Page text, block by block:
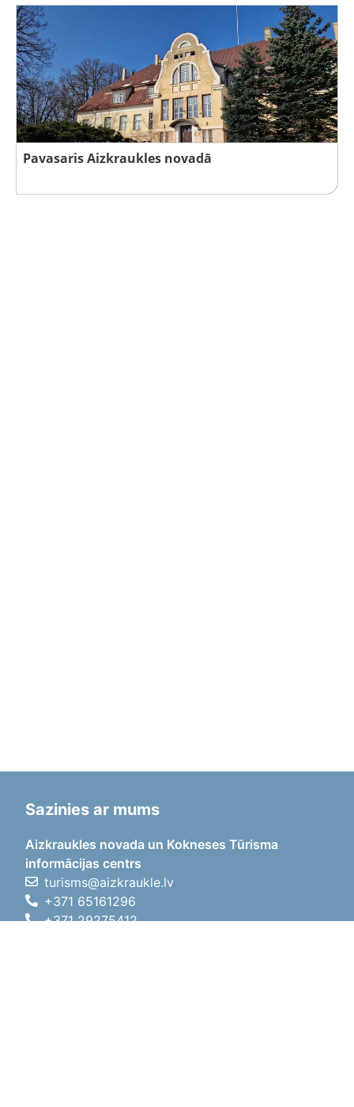
Pavasaris Aizkraukles novadā
Sazinies ar mums
Aizkraukles novada un Kokneses Tūrisma
informācijas centrs
turisms@aizkraukle.lv
+371 65161296
+371 29275412